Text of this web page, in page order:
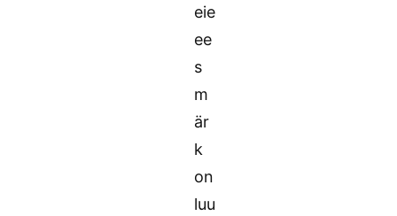
eie
ee
s
m
är
k
on
luu